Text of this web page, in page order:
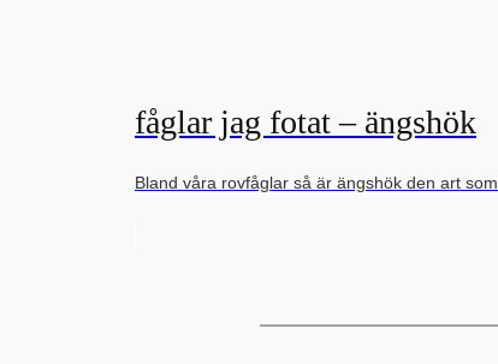
fåglar jag fotat – ängshök
Bland våra rovfåglar så är ängshök den art